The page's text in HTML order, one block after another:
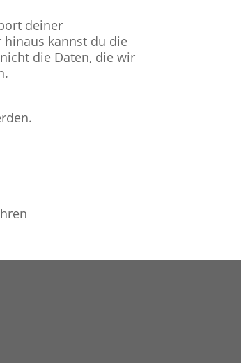
deiner
kannst du die
die Daten, die wir